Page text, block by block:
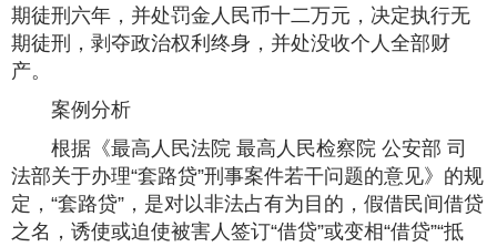
期徒刑六年，并处罚金人民币十二万元，决定执行无
期徒刑，剥夺政治权利终身，并处没收个人全部财
产。
案例分析
根据《最高人民法院 最高人民检察院 公安部 司
法部关于办理“套路贷”刑事案件若干问题的意见》的规
定，“套路贷”，是对以非法占有为目的，假借民间借贷
之名，诱使或迫使被害人签订“借贷”或变相“借贷”“抵